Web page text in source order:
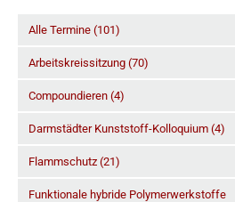
Alle Termine (101)
Arbeitskreissitzung (70)
Compoundieren (4)
Darmstädter Kunststoff-Kolloquium (4)
Flammschutz (21)
Funktionale hybride Polymerwerkstoffe